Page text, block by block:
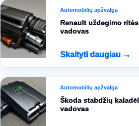
Automobilių apžvalga
Renault uždegimo
vadovas
Skaityti daugiau →
Automobilių apžvalga
Škoda stabdžių
vadovas